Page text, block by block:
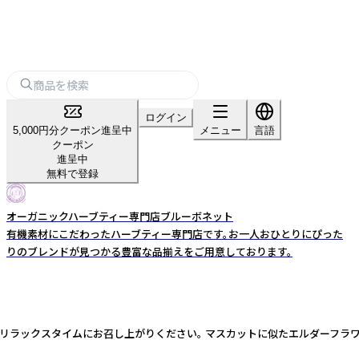
5,000円分クーポン進呈中
クーポン
進呈中
無料で登録
ログイン
メニュー
言語
オーガニックハーブティー専門店ブルーボネット
有機素材にこだわったハーブティー専門店です。お一人おひとりにぴった
りのブレンドが見つかる豊富な品揃えをご用意しております。
スタイムにお召し上がりください。 マスカットに似たエルダー